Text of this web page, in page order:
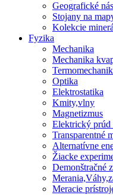
Geografické
Stojany na
Kolekcie
Fyzika
Mechanika
Mechanika
Optika
Elektrostatika
Kmity,vlny
Magnetizmus
Elektrický prúd
Transparentné
Alternatívne
Žiacke
Demonštračné
Meracie